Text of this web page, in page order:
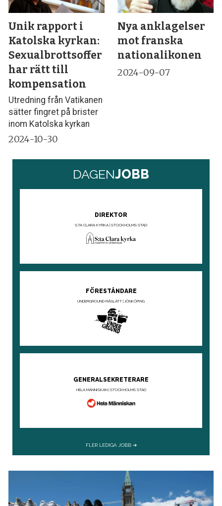
Unik rapport i
Katolska kyrkan:
Sexualbrottsoffer
har rätt till
kompensation
Utredning från Vatikanen
sätter fingret på brister
inom Katolska kyrkan
2024-10-30
Nya anklagelser
mot franska
nationalikonen
2024-09-07